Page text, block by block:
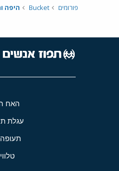
פורומים Bucket היפה
האח
עגלת